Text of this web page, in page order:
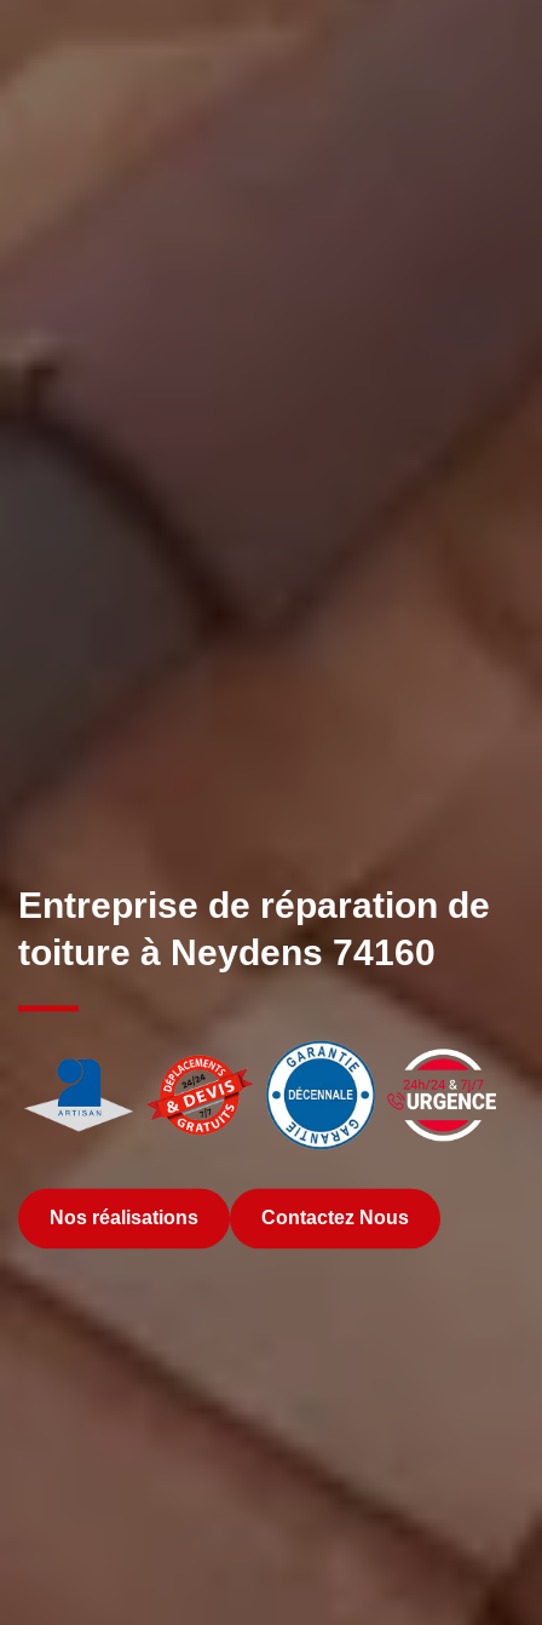
Entreprise de réparation de
toiture à Neydens 74160
Nos réalisations Contactez Nous